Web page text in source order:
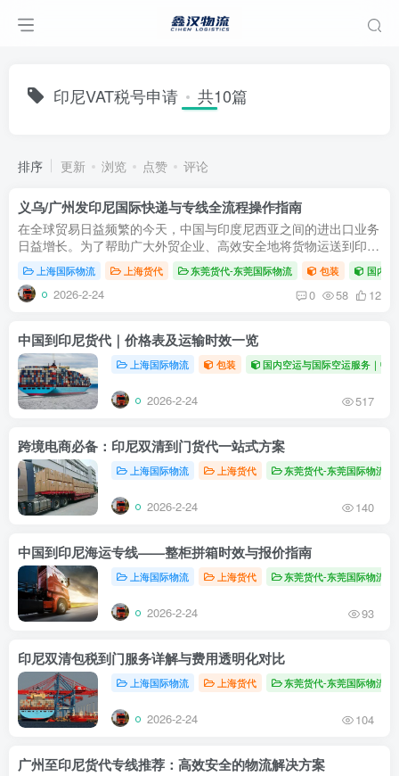
印尼VAT税号申请 共10篇
排序 更新 浏览 点赞 评论
义乌/广州发印尼国际快递与专线全流程操作指南
在全球贸易日益频繁的今天，中国与印度尼西亚之间的进出口业务
日益增长。为了帮助广大外贸企业、高效安全地将货物运送到印
尼，选择一家专业的印度尼西亚货代至关重要。本文将为您全面解
析从中国...
上海国际物流 上海货代 东莞货代-东莞国际物流 包装 国内空
2026-2-24 0 58 12
中国到印尼货代｜价格表及运输时效一览
上海国际物流 包装 国内空运与国际空运服务｜中
2026-2-24 517
跨境电商必备：印尼双清到门货代一站式方案
上海国际物流 上海货代 东莞货代-东莞国际物流
2026-2-24 140
中国到印尼海运专线——整柜拼箱时效与报价指南
上海国际物流 上海货代 东莞货代-东莞国际物流
2026-2-24 93
印尼双清包税到门服务详解与费用透明化对比
上海国际物流 上海货代 东莞货代-东莞国际物流
2026-2-24 104
广州至印尼货代专线推荐：高效安全的物流解决方案